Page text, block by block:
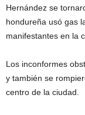
Hernández se
hondureña usó gas
manifestantes en la
Los inconformes
y también se
centro de la ciudad.